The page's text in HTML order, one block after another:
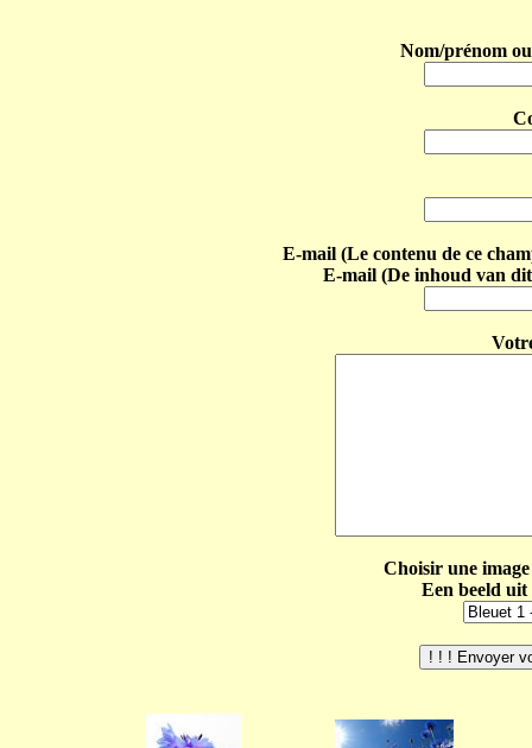
Nom/prénom
E-mail (Le contenu de ce
E-mail (De inhoud van
Choisir une
Een beeld